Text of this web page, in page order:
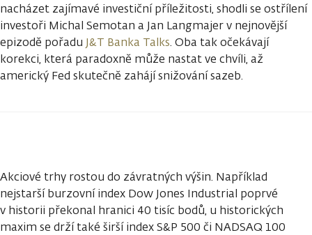
nacházet zajímavé investiční příležitosti, shodli se ostřílení
investoři Michal Semotan a Jan Langmajer v nejnovější
epizodě pořadu J&T Banka Talks. Oba tak očekávají
korekci, která paradoxně může nastat ve chvíli, až
americký Fed skutečně zahájí snižování sazeb.
Akciové trhy rostou do závratných výšin. Například
nejstarší burzovní index Dow Jones Industrial poprvé
v historii překonal hranici 40 tisíc bodů, u historických
maxim se drží také širší index S&P 500 či NADSAQ 100